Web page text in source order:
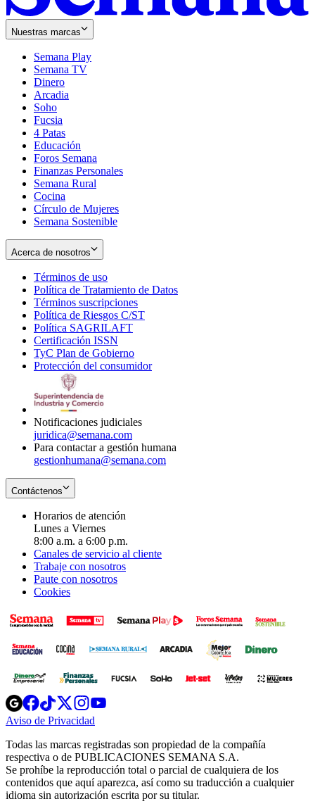
Nuestras marcas
Semana Play
Semana TV
Dinero
Arcadia
Soho
in
new
window
Fucsia
in
new
window
4 Patas
Educación
Foros Semana
Finanzas Personales
Semana Rural
Cocina
Círculo de Mujeres
Semana Sostenible
Acerca de nosotros
Términos de uso
in
new
window
Política de Tratamiento de Datos
Términos suscripciones
in
Política de Riesgos C/ST
Política SAGRILAFT
new
window
Certificación ISSN
in
new
TyC Plan de Gobierno
in
Protección del consumidorOpens
Notificaciones judiciales
juridica@semana.com
Para contactar a gestión humana
gestionhumana@semana.com
Contáctenos
Horarios de atención
Lunes a Viernes
8:00 a.m. a 6:00 p.m.
Canales de servicio al cliente
Trabaje con nosotros
Paute con nosotros
Cookies
Opens
in
new
Opens
in
new
Opens
in
new
window
Opens
new
windowwindow
Aviso de Privacidad
new
window
Todas las marcas registradas son propiedad de la compañía
respectiva o de PUBLICACIONES SEMANA S.A.
Se prohíbe la reproducción total o parcial de cualquiera de los
contenidos que aquí aparezca, así como su traducción a cualquier
idioma sin autorización escrita por su titular.